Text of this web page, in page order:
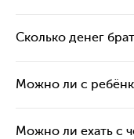
Сколько денег
Можно ли с
Можно ли ехать с